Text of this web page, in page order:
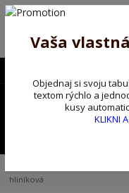
Poprosíme ctených
Preto sme Vám
!!! ZĽAVA 5€ na PRVÚ
hliníková
Vaša
Objednaj si svoju
textom rýchlo a
kusy
KLIKNI